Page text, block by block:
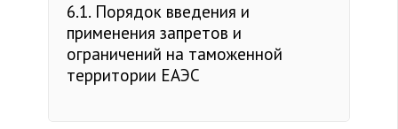
6.1. Порядок введения и
применения запретов и
ограничений на таможенной
территории ЕАЭС